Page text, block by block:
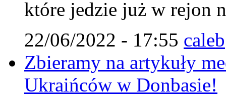
które jedzie już w rejon
22/06/2022 - 17:55 caleb
Zbieramy na artykuły
Ukraińców w Donbasie!